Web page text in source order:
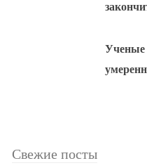
Ученые
Свежие посты